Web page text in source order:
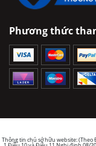
Phương thức
Thông tin chủ sở hữu website: